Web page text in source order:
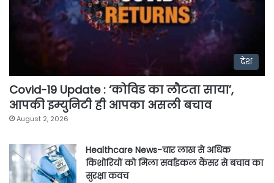
देश
Covid-19 Update : ‘कोविड का लौटता साया’,
आपकी इम्युनिटी ही आपका असली बचाव
August 2, 2026
Healthcare News-चार लाख से अधिक
किशोरियों को मिला सर्वाइकल कैंसर से बचाव का
सुरक्षा कवच